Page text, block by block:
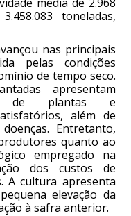
toneladas,
nas principais
pelas condições
de tempo seco.
apresentam
de plantas e
além de
Entretanto,
quanto ao
empregado na
dos custos de
A cultura apresenta
elevação da
à safra anterior.